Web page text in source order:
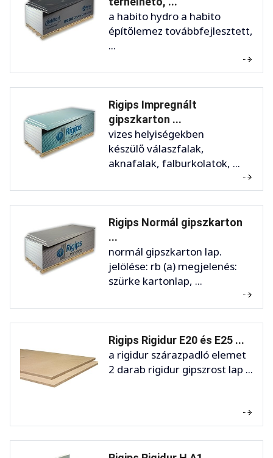
a habito hydro a habito
építőlemez továbbfejlesztett,
...
Rigips Impregnált
gipszkarton ...
vizes helyiségekben
készülő válaszfalak,
aknafalak, falburkolatok, ...
Rigips Normál gipszkarton
...
normál gipszkarton lap.
jelölése: rb (a) megjelenés:
szürke kartonlap, ...
Rigips Rigidur E20 és E25 ...
a rigidur szárazpadló elemet
2 darab rigidur gipszrost lap ...